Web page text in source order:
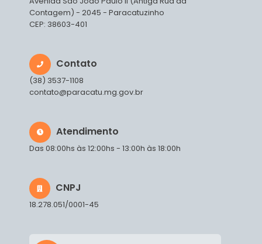
Contagem) - 2045 - Paracatuzinho
CEP: 38603-401
Contato
(38) 3537-1108
contato@paracatu.mg.gov.br
Atendimento
Das 08:00hs às 12:00hs - 13:00h às 18:00h
CNPJ
18.278.051/0001-45